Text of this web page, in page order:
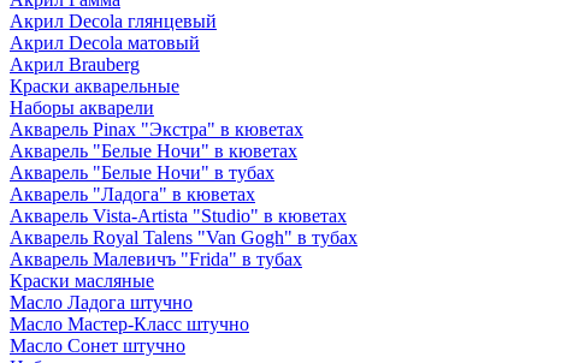
Акрил Decola глянцевый
Акрил Decola матовый
Акрил Brauberg
Краски акварельные
Наборы акварели
Акварель Pinax "Экстра" в кюветах
Акварель "Белые Ночи" в кюветах
Акварель "Белые Ночи" в тубах
Акварель "Ладога" в кюветах
Акварель Vista-Artista "Studio" в кюветах
Акварель Royal Talens "Van Gogh" в тубах
Акварель Малевичъ "Frida" в тубах
Краски масляные
Масло Ладога штучно
Масло Мастер-Класс штучно
Масло Сонет штучно